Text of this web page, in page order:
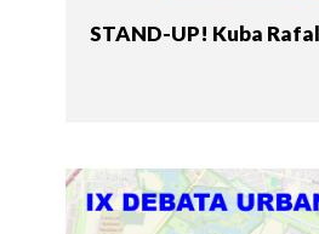
STAND-UP! Kuba